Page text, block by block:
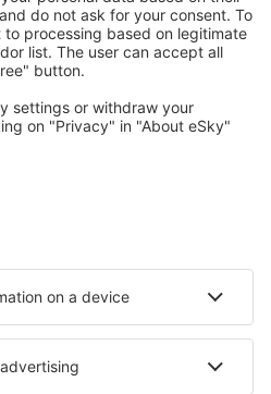
de opţiuni: hoteluri, cabane,
de către utilizatorii eSky
Westerhever
Hoteluri în Ratekau